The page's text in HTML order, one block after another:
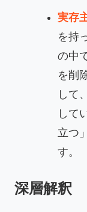
実存
を持
の中
を削
して
して
立つ
す。
深層解釈